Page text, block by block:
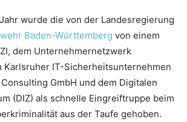
wurde die von der Landesregierung
Baden-Württemberg von einem
dem Unternehmernetzwerk
Karlsruher IT-Sicherheitsunternehmen
GmbH und dem Digitalen
(DIZ) als schnelle Eingreiftruppe beim
aus der Taufe gehoben.